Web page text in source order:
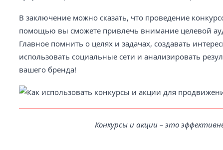
В заключение можно сказать, что проведение
помощью вы сможете привлечь внимание целевой
Главное помнить о целях и задачах, создавать
использовать социальные сети и анализировать
вашего бренда!
Конкурсы и акции – это